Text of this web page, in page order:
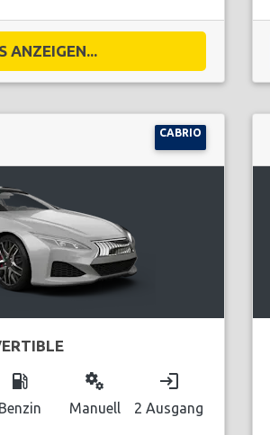
ANZEIGEN...
CABRIO
local_gas_station
Benzin
miscellaneous_services
Manuell
login
2 Ausgang